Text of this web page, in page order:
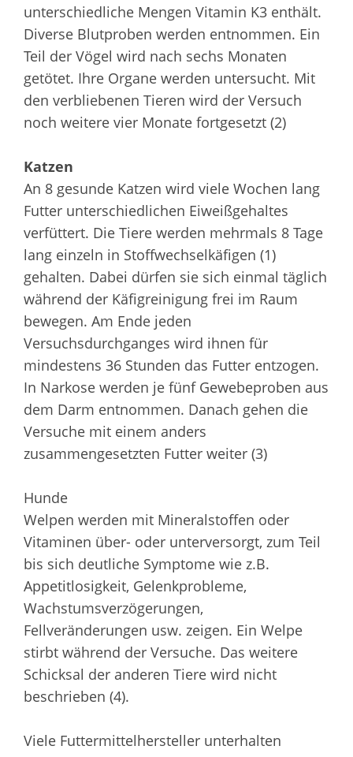
unterschiedliche Mengen Vitamin K3 enthält.
Diverse Blutproben werden entnommen. Ein
Teil der Vögel wird nach sechs Monaten
getötet. Ihre Organe werden untersucht. Mit
den verbliebenen Tieren wird der Versuch
noch weitere vier Monate fortgesetzt (2)
Katzen
An 8 gesunde Katzen wird viele Wochen lang
Futter unterschiedlichen Eiweißgehaltes
verfüttert. Die Tiere werden mehrmals 8 Tage
lang einzeln in Stoffwechselkäfigen (1)
gehalten. Dabei dürfen sie sich einmal täglich
während der Käfigreinigung frei im Raum
bewegen. Am Ende jeden
Versuchsdurchganges wird ihnen für
mindestens 36 Stunden das Futter entzogen.
In Narkose werden je fünf Gewebeproben aus
dem Darm entnommen. Danach gehen die
Versuche mit einem anders
zusammengesetzten Futter weiter (3)
Hunde
Welpen werden mit Mineralstoffen oder
Vitaminen über- oder unterversorgt, zum Teil
bis sich deutliche Symptome wie z.B.
Appetitlosigkeit, Gelenkprobleme,
Wachstumsverzögerungen,
Fellveränderungen usw. zeigen. Ein Welpe
stirbt während der Versuche. Das weitere
Schicksal der anderen Tiere wird nicht
beschrieben (4).
Viele Futtermittelhersteller unterhalten